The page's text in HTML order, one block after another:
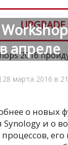
UPGRADE
апреле
28 марта 2016 в
о новых
и о
его